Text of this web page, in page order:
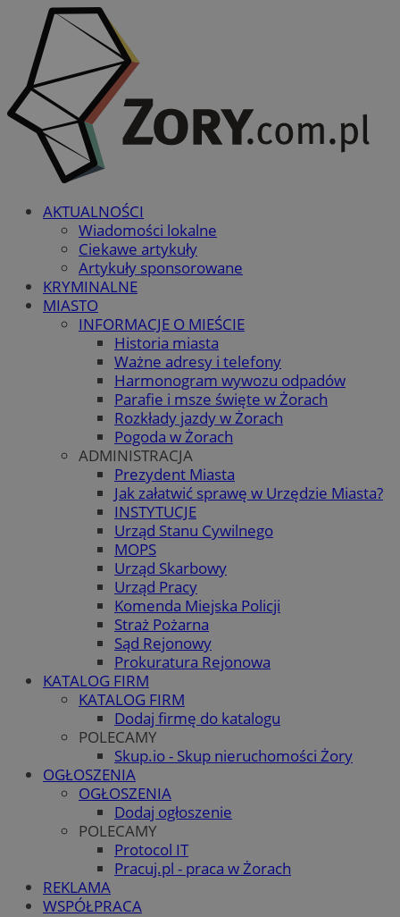
AKTUALNOŚCI
Wiadomości lokalne
Ciekawe artykuły
Artykuły sponsorowane
KRYMINALNE
MIASTO
INFORMACJE O MIEŚCIE
Historia miasta
Ważne adresy i telefony
Harmonogram wywozu odpadów
Parafie i msze święte w Żorach
Rozkłady jazdy w Żorach
Pogoda w Żorach
ADMINISTRACJA
Prezydent Miasta
Jak załatwić sprawę w Urzędzie Miasta?
INSTYTUCJE
Urząd Stanu Cywilnego
MOPS
Urząd Skarbowy
Urząd Pracy
Komenda Miejska Policji
Straż Pożarna
Sąd Rejonowy
Prokuratura Rejonowa
KATALOG FIRM
KATALOG FIRM
Dodaj firmę do katalogu
POLECAMY
Skup.io - Skup nieruchomości Żory
OGŁOSZENIA
OGŁOSZENIA
Dodaj ogłoszenie
POLECAMY
Protocol IT
Pracuj.pl - praca w Żorach
REKLAMA
WSPÓŁPRACA